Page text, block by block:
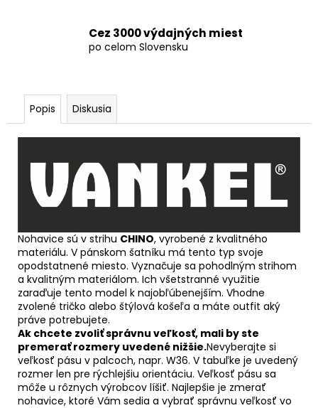
Cez 3000 výdajných miest
po celom Slovensku
Popis Diskusia
Nohavice sú v strihu CHINO, vyrobené z kvalitného
materiálu. V pánskom šatníku má tento typ svoje
opodstatnené miesto. Vyznačuje sa pohodlným strihom
a kvalitným materiálom. Ich všetstranné využitie
zaraďuje tento model k najobľúbenejším. Vhodne
zvolené tričko alebo štýlová košeľa a máte outfit aký
práve potrebujete.
Ak chcete zvoliť správnu veľkosť, mali by ste
premerať rozmery uvedené nižšie.Nevyberajte si
veľkosť pásu v palcoch, napr. W36. V tabuľke je uvedený
rozmer len pre rýchlejšiu orientáciu. Veľkosť pásu sa
môže u rôznych výrobcov líšiť. Najlepšie je zmerať
nohavice, ktoré Vám sedia a vybrať správnu veľkosť vo